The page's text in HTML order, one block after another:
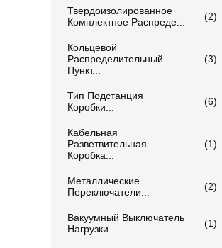
Твердоизолированное
Комплектное Распреде...
(2)
Кольцевой
Распределительный
Пункт...
(3)
Тип Подстанция
Коробки...
(6)
Кабельная
Разветвительная
Коробка...
(1)
Металлические
Переключатели...
(2)
Вакуумный Выключатель
Нагрузки...
(1)